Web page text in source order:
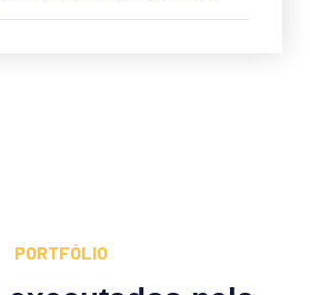
PORTFÓLIO